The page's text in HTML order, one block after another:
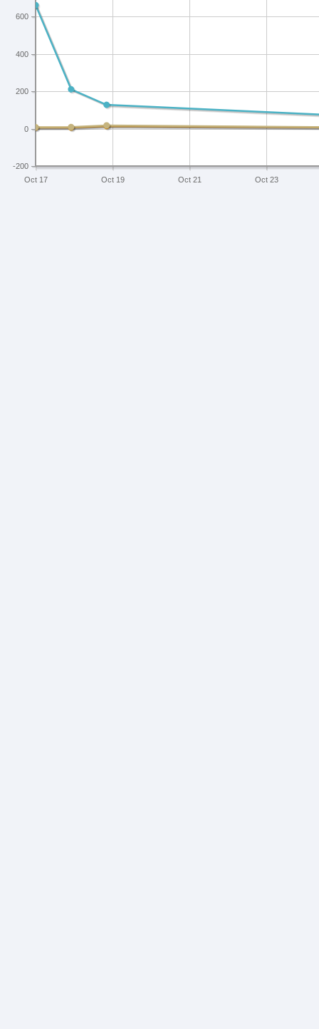
Oct 17 Oct 19 Oct 21 Oct 23
-200
0
200
400
600